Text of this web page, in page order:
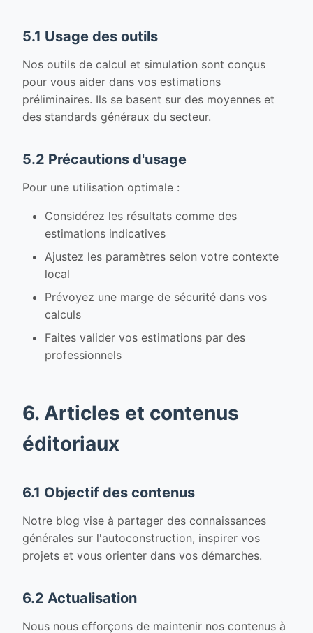
5.1 Usage des outils
Nos outils de calcul et simulation sont conçus
pour vous aider dans vos estimations
préliminaires. Ils se basent sur des moyennes et
des standards généraux du secteur.
5.2 Précautions d'usage
Pour une utilisation optimale :
Considérez les résultats comme des
estimations indicatives
Ajustez les paramètres selon votre contexte
local
Prévoyez une marge de sécurité dans vos
calculs
Faites valider vos estimations par des
professionnels
6. Articles et contenus
éditoriaux
6.1 Objectif des contenus
Notre blog vise à partager des connaissances
générales sur l'autoconstruction, inspirer vos
projets et vous orienter dans vos démarches.
6.2 Actualisation
Nous nous efforçons de maintenir nos contenus à